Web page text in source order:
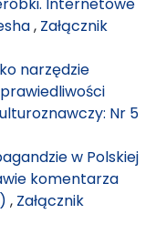
, Załącznik
narzędzie
Nr 5
w Polskiej
komentarza
, Załącznik